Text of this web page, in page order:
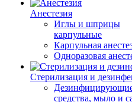
Анестезия
Иглы и шприцы
карпульные
Карпульная
Одноразовая
Стерилизация и
средства, мыло и